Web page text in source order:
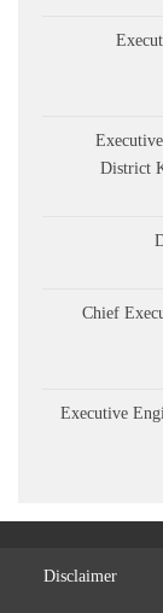
District
Chief
Executive
Disclaimer